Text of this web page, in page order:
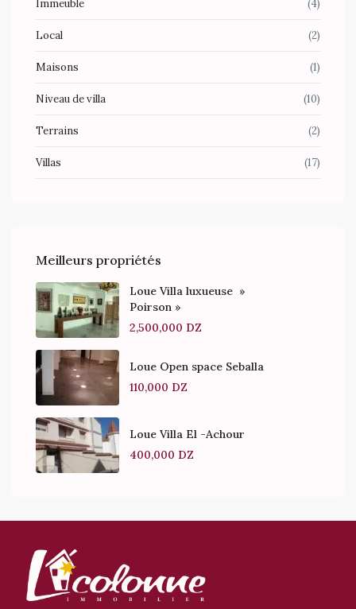
Immeuble (4)
Local (2)
Maisons (1)
Niveau de villa (10)
Terrains (2)
Villas (17)
Meilleurs propriétés
Loue Villa luxueuse »
Poirson »
2,500,000 DZ
Loue Open space Seballa
110,000 DZ
Loue Villa El -Achour
400,000 DZ